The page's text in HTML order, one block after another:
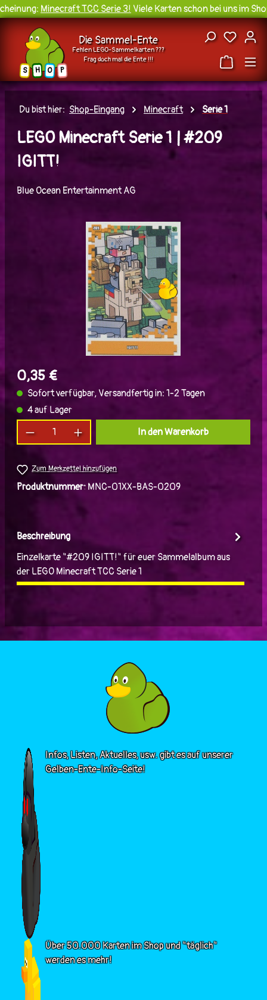
Zum Hauptinhalt springen
Minecraft TCC Serie 3!Viele Karten schon bei uns im
S H O P
Die Sammel-Ente
Fehlen LEGO-Sammelkarten ???
Frag doch mal die Ente !!!
Du
Du bist hier: Shop-Eingang Minecraft Serie 1
LEGO Minecraft Serie 1 | #209
IGITT!
Blue Ocean Entertainment AG
Bildergalerie überspringen
0,35 €
Sofort verfügbar, Versandfertig in: 1-2 Tagen
4 auf Lager
Produkt Anzahl: Gib den gewünschten Wert
In den Warenkorb
Zum Merkzettel hinzufügen
Produktnummer: MNC-01XX-BAS-0209
Beschreibung
Einzelkarte "#209 IGITT!" für euer Sammelalbum aus
der LEGO Minecraft TCC Serie 1
Infos, Listen, Aktuelles, usw. gibt es auf unserer
Gelben-Ente-Info-Seite!
Über 50.000 Karten im Shop und "täglich"
werden es mehr!